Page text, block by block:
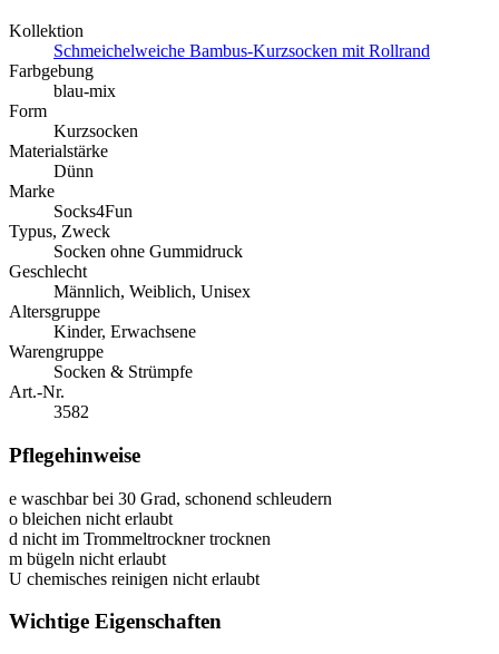
Kollektion
Schmeichelweiche Bambus-Kurzsocken mit Rollrand
Farbgebung
blau-mix
Form
Kurzsocken
Materialstärke
Dünn
Marke
Socks4Fun
Typus, Zweck
Socken ohne Gummidruck
Geschlecht
Männlich, Weiblich, Unisex
Altersgruppe
Kinder, Erwachsene
Warengruppe
Socken & Strümpfe
Art.-Nr.
3582
Pflegehinweise
e waschbar bei 30 Grad, schonend schleudern
o bleichen nicht erlaubt
d nicht im Trommeltrockner trocknen
m bügeln nicht erlaubt
U chemisches reinigen nicht erlaubt
Wichtige Eigenschaften